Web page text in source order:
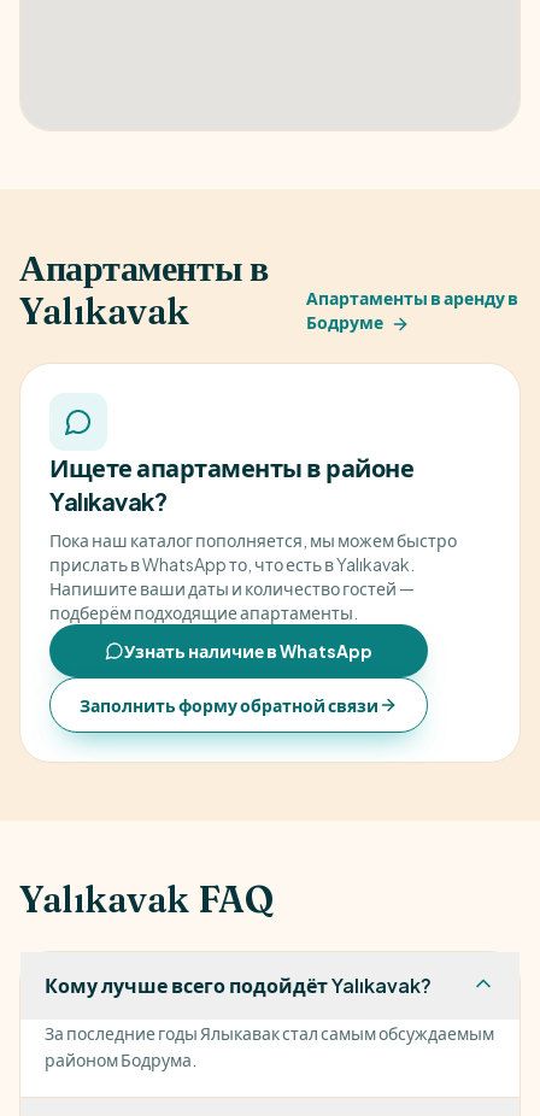
Апартаменты в
Yalıkavak
Апартаменты в аренду в
Бодруме
Ищете апартаменты в районе
Yalıkavak?
Пока наш каталог пополняется, мы можем быстро
прислать в WhatsApp то, что есть в Yalıkavak.
Напишите ваши даты и количество гостей —
подберём подходящие апартаменты.
Узнать наличие в WhatsApp
Заполнить форму обратной связи
Yalıkavak FAQ
Кому лучше всего подойдёт Yalıkavak?
За последние годы Ялыкавак стал самым обсуждаемым
районом Бодрума.